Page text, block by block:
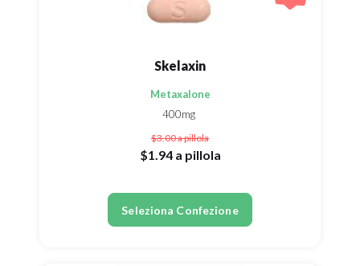
Skelaxin
Metaxalone
400mg
$3.00a pillola
$1.94 a pillola
Seleziona Confezione